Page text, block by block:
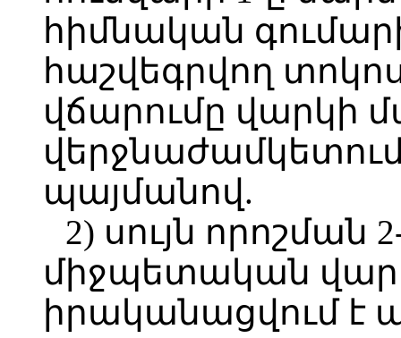
հիմնական
հաշվեգրվող
վճարումը վարկի
պայմանով.
2) սույն որոշման
միջպետական
իրականացվում